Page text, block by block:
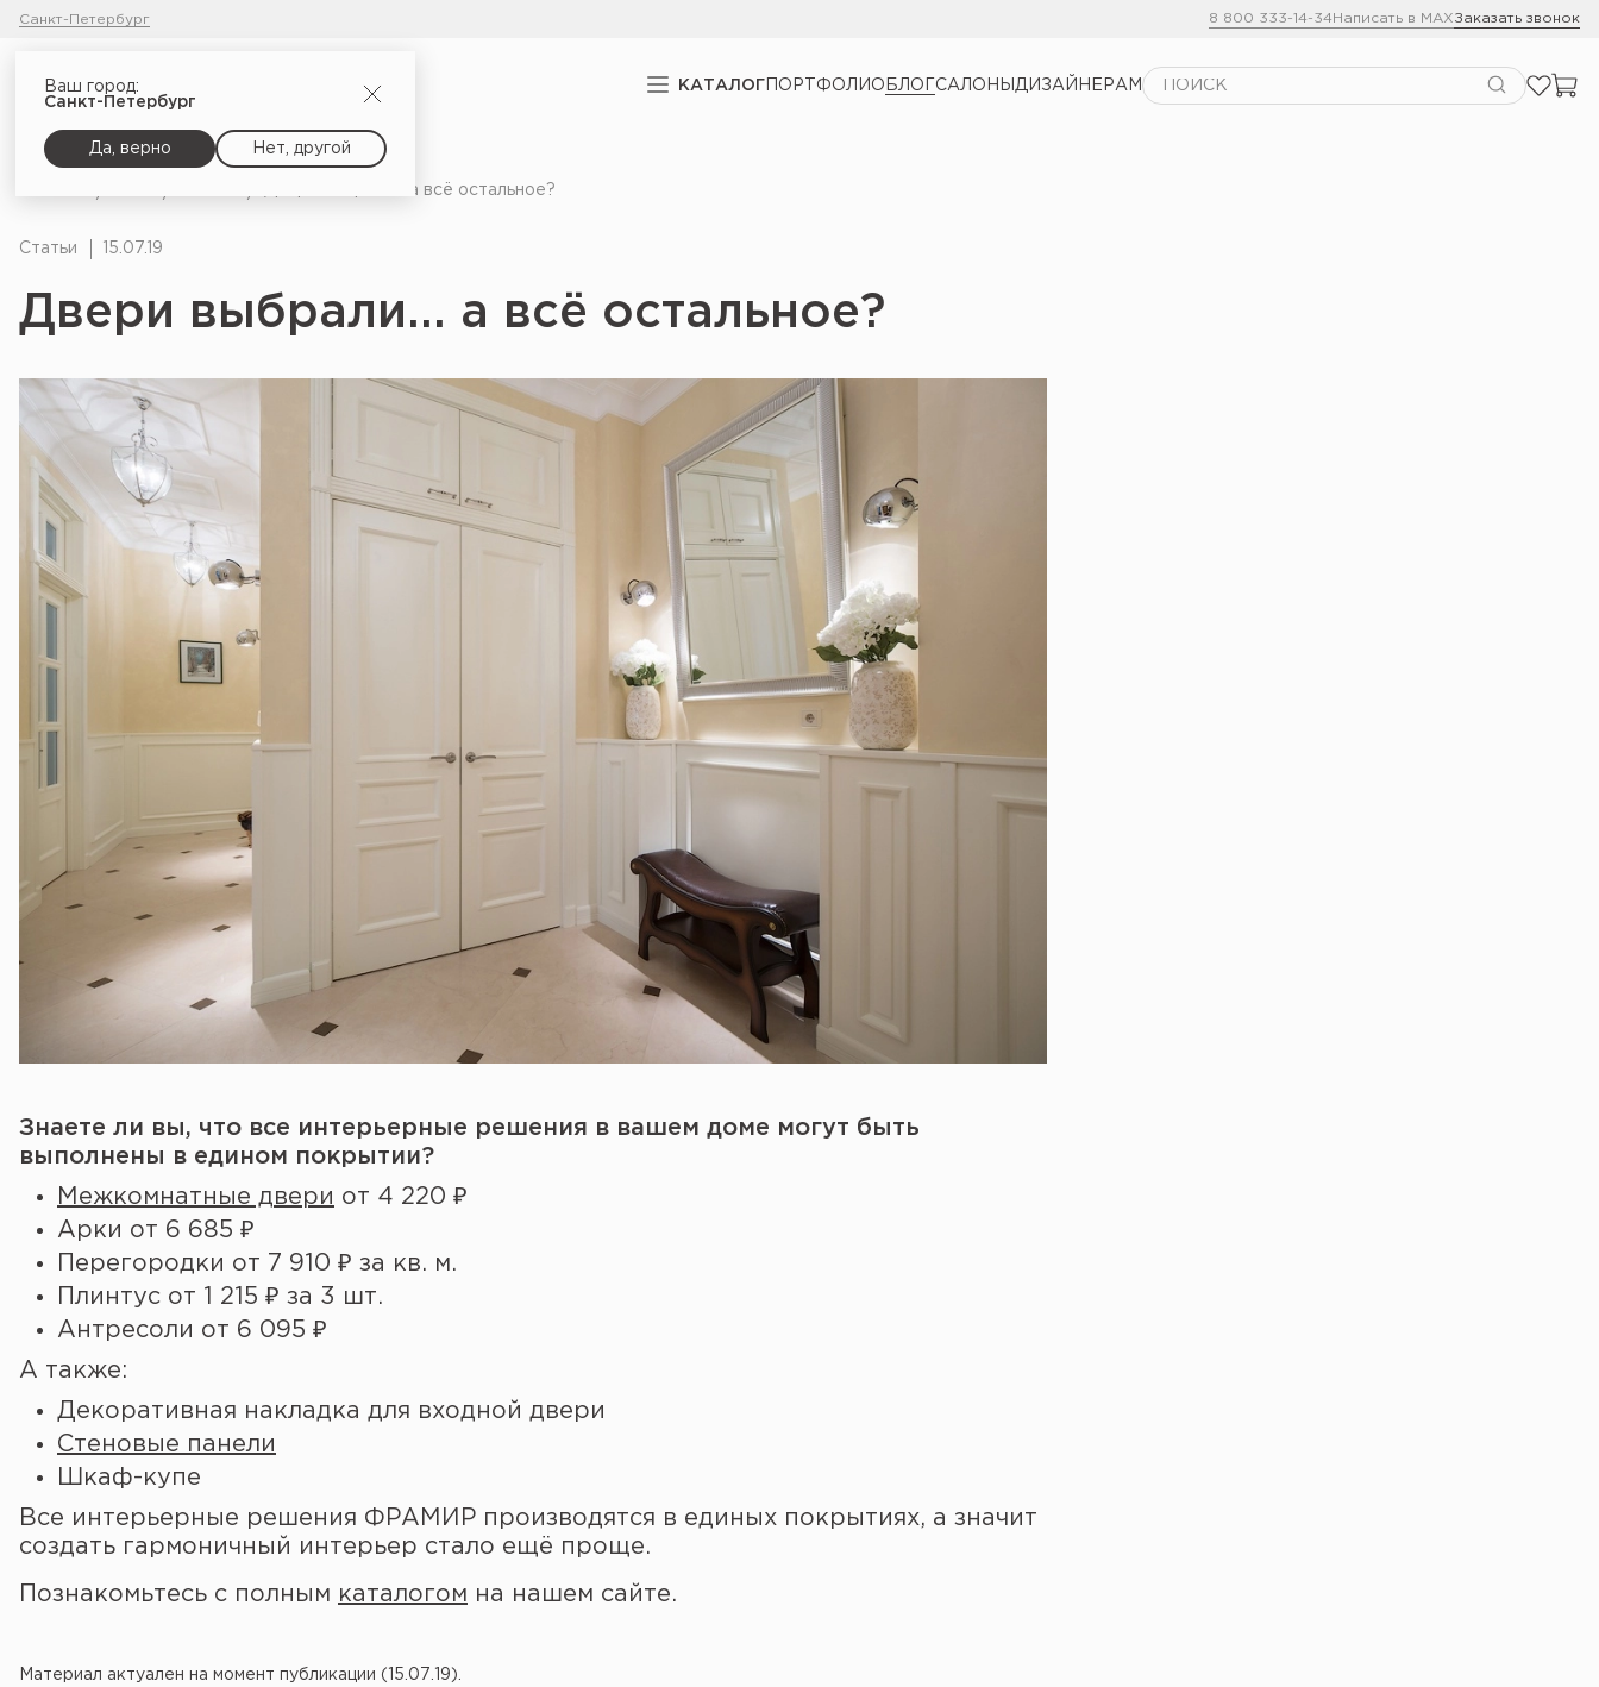
Санкт-Петербург 8 800 333-14-34Написать в MAXЗаказать звонок
КАТАЛОГ ПОРТФОЛИО БЛОГСАЛОНЫ ДИЗАЙНЕРАМ
Ваш город:
Санкт-Петербург
Да, верно Нет, другой
Двери выбрали... а всё остальное?
Статьи 15.07.19
Двери выбрали... а всё остальное?
Знаете ли вы, что все интерьерные решения в вашем доме могут быть
выполнены в едином покрытии?
Межкомнатные двери от 4 220 ₽
Арки от 6 685 ₽
Перегородки от 7 910 ₽ за кв. м.
Плинтус от 1 215 ₽ за 3 шт.
Антресоли от 6 095 ₽
А также:
Декоративная накладка для входной двери
Стеновые панели
Шкаф-купе
Все интерьерные решения ФРАМИР производятся в единых покрытиях, а значит
создать гармоничный интерьер стало ещё проще.
Познакомьтесь с полным каталогом на нашем сайте.
Материал актуален на момент публикации (15.07.19).